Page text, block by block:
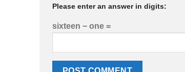
Please enter an answer in digits:
sixteen − one =